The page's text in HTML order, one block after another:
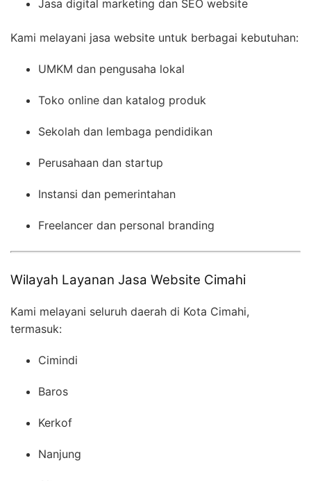
Jasa digital marketing dan SEO website
Kami melayani jasa website untuk berbagai kebutuhan:
UMKM dan pengusaha lokal
Toko online dan katalog produk
Sekolah dan lembaga pendidikan
Perusahaan dan startup
Instansi dan pemerintahan
Freelancer dan personal branding
Wilayah Layanan Jasa Website Cimahi
Kami melayani seluruh daerah di Kota Cimahi,
termasuk:
Cimindi
Baros
Kerkof
Nanjung